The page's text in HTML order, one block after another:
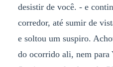
desistir de você. - e
corredor, até sumir de
e soltou um suspiro.
do ocorrido ali, nem para